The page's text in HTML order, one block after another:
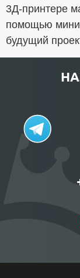
3Д-принтере
помощью
будущий